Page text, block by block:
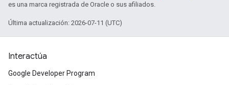
es una marca registrada de Oracle o sus afiliados.
Última actualización: 2026-07-11 (UTC)
Interactúa
Google Developer Program